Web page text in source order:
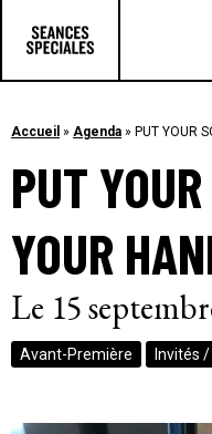
Accueil » Agenda » PUT YOUR
PUT
YOUR
Le 15
Avant-Première Invités